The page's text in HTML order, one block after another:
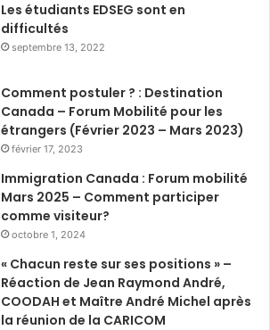
Les étudiants EDSEG sont en
difficultés
septembre 13, 2022
Comment postuler ? : Destination
Canada – Forum Mobilité pour les
étrangers (Février 2023 – Mars 2023)
février 17, 2023
Immigration Canada : Forum mobilité
Mars 2025 – Comment participer
comme visiteur?
octobre 1, 2024
« Chacun reste sur ses positions » –
Réaction de Jean Raymond André,
COODAH et Maître André Michel après
la réunion de la CARICOM